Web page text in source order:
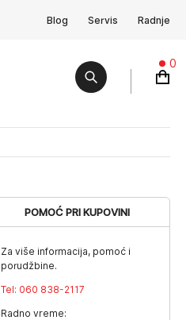
Blog Servis Radnje
0
POMOĆ PRI KUPOVINI
Za više informacija, pomoć i
porudžbine.
Tel: 060 838-2117
Radno vreme: